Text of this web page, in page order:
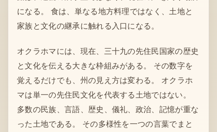
になる。 食は、単なる地方料理ではなく、土地と
家族と文化の継承に触れる入口になる。
オクラホマには、現在、三十九の先住民国家の歴史
と文化を伝える大きな枠組みがある。 その数字を
覚えるだけでも、州の見え方は変わる。 オクラホ
マは単一の先住民文化を代表する土地ではない。
多数の民族、言語、歴史、儀礼、政治、記憶が重な
った土地である。 その多様性を一つの言葉でまと